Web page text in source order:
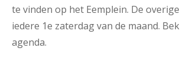
te vinden op het Eemplein. De
iedere 1e zaterdag van de maand.
agenda.